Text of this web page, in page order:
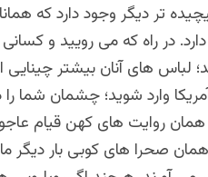
تر دیگر وجود دارد که
در راه که می رویید و کسانی
لباس های آنان بیشتر
وارد شوید؛ چشمان شما
روایت های کهن قیام
صحرا های کوبی بار دیگر